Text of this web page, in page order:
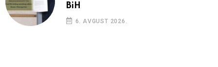
BiH
6. AVGUST 2026.